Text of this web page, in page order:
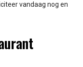
vandaag nog en